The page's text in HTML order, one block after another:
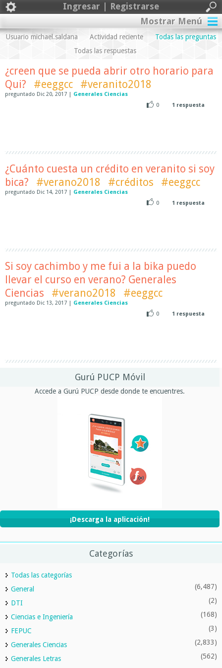
Ingresar | Registrarse
Mostrar Menú
Usuario michael.saldana Actividad reciente
Todas las preguntas
Todas las respuestas
¿creen que se pueda abrir otro horario para
Qui?
#eeggcc #veranito2018
preguntado Dic 20, 2017 | Generales Ciencias
0
1 respuesta
¿Cuánto cuesta un crédito en veranito si soy
bica?
#verano2018 #créditos #eeggcc
preguntado Dic 14, 2017 | Generales Ciencias
0
1 respuesta
Si soy cachimbo y me fui a la bika puedo
llevar el curso en verano? Generales
Ciencias
#verano2018 #eeggcc
preguntado Dic 13, 2017 | Generales Ciencias
0
1 respuesta
Gurú PUCP Móvil
Accede a Gurú PUCP desde donde te encuentres.
¡Descarga la aplicación!
Categorías
Todas las categorías
General
(6,487)
DTI (2)
Ciencias e Ingeniería (168)
FEPUC (3)
Generales Ciencias (2,833)
Generales Letras (562)